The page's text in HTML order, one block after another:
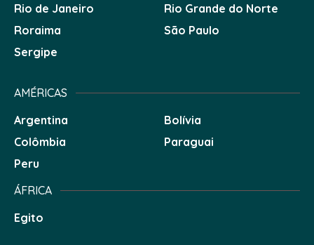
Rio de Janeiro
Rio Grande do Norte
Roraima
São Paulo
Sergipe
AMÉRICAS
Argentina
Bolívia
Colômbia
Paraguai
Peru
ÁFRICA
Egito